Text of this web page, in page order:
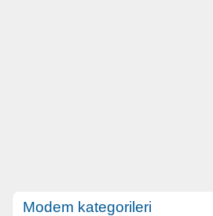
Modem kategorileri